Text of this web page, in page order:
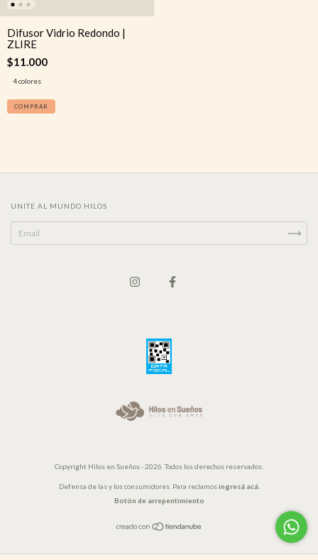
Difusor Vidrio Redondo |
ZLIRE
$11.000
4 colores
COMPRAR
UNITE AL MUNDO HILOS
Copyright Hilos en Sueños - 2026. Todos los derechos reservados.
Defensa de las y los consumidores. Para reclamos ingresá acá.
Botón de arrepentimiento